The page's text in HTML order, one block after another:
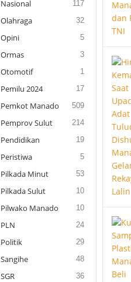
Nasional 117
Olahraga 32
Opini 5
Ormas 3
Otomotif 1
Pemilu 2024 17
Pemkot Manado 509
Pemprov Sulut 214
Pendidikan 19
Peristiwa 5
Pilkada Minut 53
Pilkada Sulut 10
Pilwako Manado 10
PLN 24
Politik 29
Sangihe 48
SGR 36